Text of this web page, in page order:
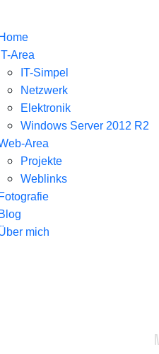
Home
IT-Area
IT-Simpel
Netzwerk
Elektronik
Windows Server 2012 R2
Area
Projekte
Weblinks
Fotografie
Blog
mich